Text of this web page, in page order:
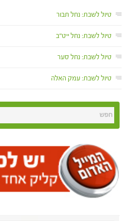
טיול לשבת: נחל תבור
טיול לשבת: נחל ייט"ב
טיול לשבת: נחל סער
טיול לשבת: עמק האלה